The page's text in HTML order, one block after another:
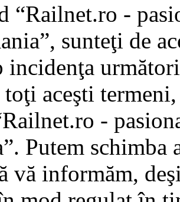
“Railnet.ro -
sunteţi de
incidenţa
aceşti
-
Putem
vă informăm,